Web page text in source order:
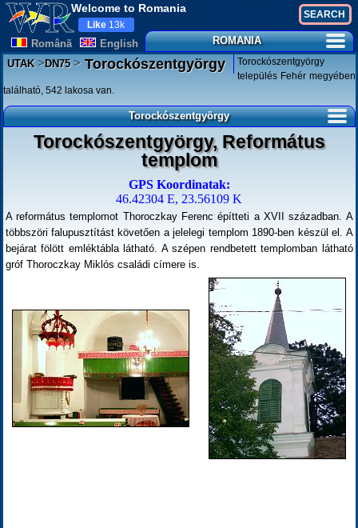
Welcome to Romania
Românã English
Like 13k
ROMANIA
UTAK>DN75>Torockószentgyörgy
Torockószentgyörgy
település Fehér megyében
található, 542 lakosa van.
Torockószentgyörgy
Torockószentgyörgy, Református
templom
GPS Koordinatak:
46.42304 E, 23.56109 K
A református templomot Thoroczkay Ferenc építteti a XVII században. A
többszöri falupusztítást követően a jelelegi templom 1890-ben készül el. A
bejárat fölött emléktábla látható. A szépen rendbetett templomban látható
gróf Thoroczkay Miklós családi címere is.